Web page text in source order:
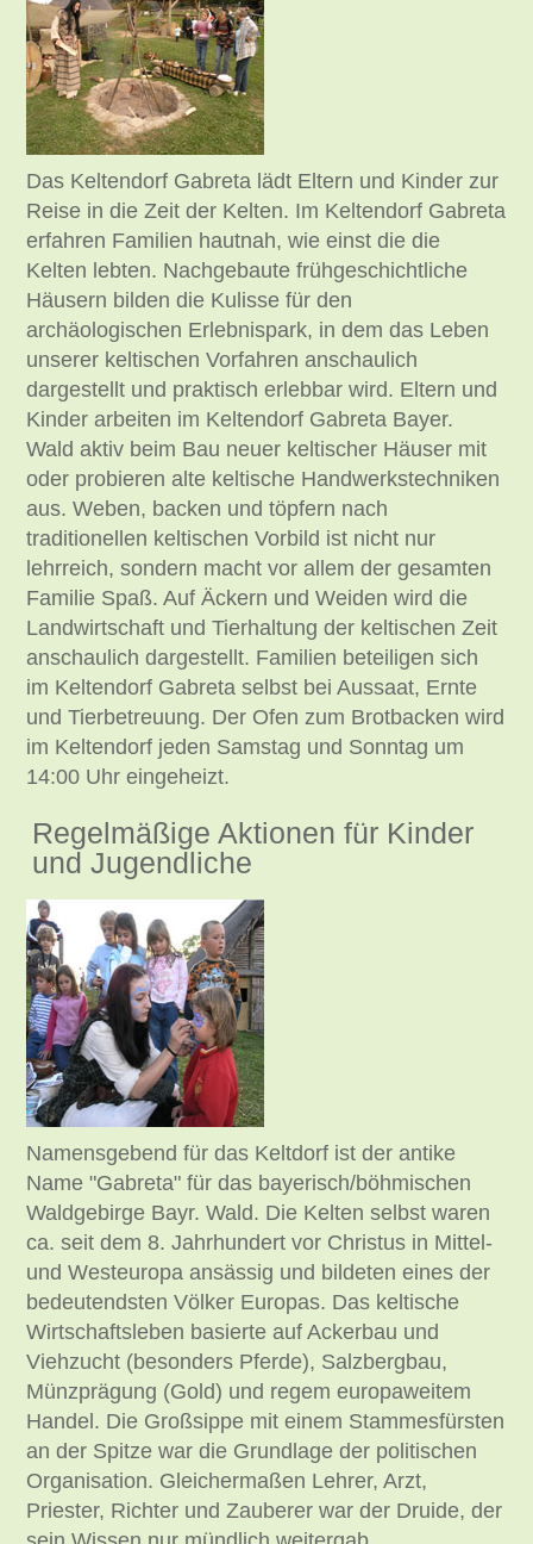
Das Keltendorf Gabreta lädt Eltern und Kinder zur
Reise in die Zeit der Kelten. Im Keltendorf Gabreta
erfahren Familien hautnah, wie einst die die
Kelten lebten. Nachgebaute frühgeschichtliche
Häusern bilden die Kulisse für den
archäologischen Erlebnispark, in dem das Leben
unserer keltischen Vorfahren anschaulich
dargestellt und praktisch erlebbar wird. Eltern und
Kinder arbeiten im Keltendorf Gabreta Bayer.
Wald aktiv beim Bau neuer keltischer Häuser mit
oder probieren alte keltische Handwerkstechniken
aus. Weben, backen und töpfern nach
traditionellen keltischen Vorbild ist nicht nur
lehrreich, sondern macht vor allem der gesamten
Familie Spaß. Auf Äckern und Weiden wird die
Landwirtschaft und Tierhaltung der keltischen Zeit
anschaulich dargestellt. Familien beteiligen sich
im Keltendorf Gabreta selbst bei Aussaat, Ernte
und Tierbetreuung. Der Ofen zum Brotbacken wird
im Keltendorf jeden Samstag und Sonntag um
14:00 Uhr eingeheizt.
Regelmäßige Aktionen für Kinder
und Jugendliche
Namensgebend für das Keltdorf ist der antike
Name "Gabreta" für das bayerisch/böhmischen
Waldgebirge Bayr. Wald. Die Kelten selbst waren
ca. seit dem 8. Jahrhundert vor Christus in Mittel-
und Westeuropa ansässig und bildeten eines der
bedeutendsten Völker Europas. Das keltische
Wirtschaftsleben basierte auf Ackerbau und
Viehzucht (besonders Pferde), Salzbergbau,
Münzprägung (Gold) und regem europaweitem
Handel. Die Großsippe mit einem Stammesfürsten
an der Spitze war die Grundlage der politischen
Organisation. Gleichermaßen Lehrer, Arzt,
Priester, Richter und Zauberer war der Druide, der